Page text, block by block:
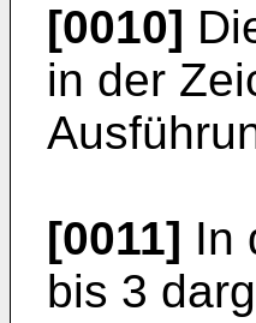
[0010]
in der
[0011] In
bis 3